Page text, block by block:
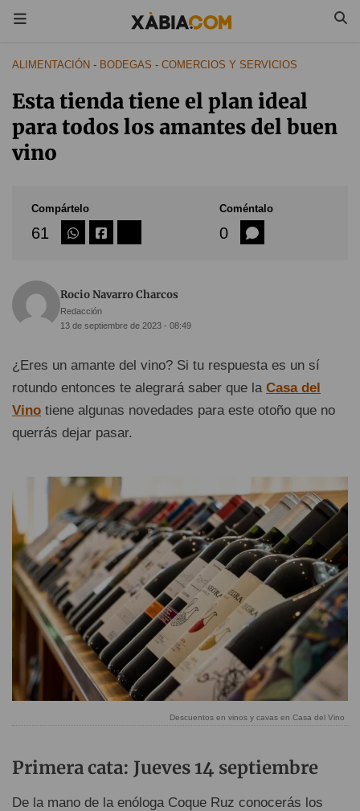
ALIMENTACIÓN - BODEGAS - COMERCIOS Y SERVICIOS
Esta tienda tiene el plan ideal
para todos los amantes del buen
vino
Compártelo
61
Coméntalo
0
Rocio Navarro Charcos
Redacción
13 de septiembre de 2023 - 08:49
¿Eres un amante del vino? Si tu respuesta es un sí
rotundo entonces te alegrará saber que la Casa del
Vino tiene algunas novedades para este otoño que no
querrás dejar pasar.
Descuentos en vinos y cavas en Casa del Vino
Primera cata: Jueves 14 septiembre
De la mano de la enóloga Coque Ruz conocerás los